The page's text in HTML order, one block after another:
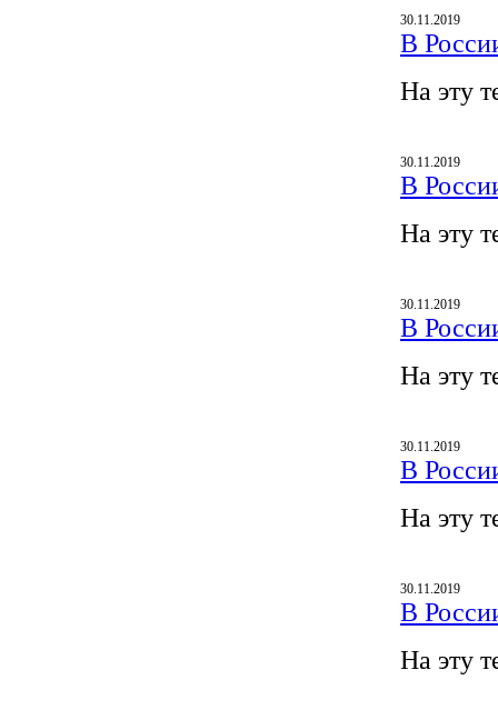
30.11.2019
В
На эту
30.11.2019
В
На эту
30.11.2019
В
На эту
30.11.2019
В
На эту
30.11.2019
В
На эту